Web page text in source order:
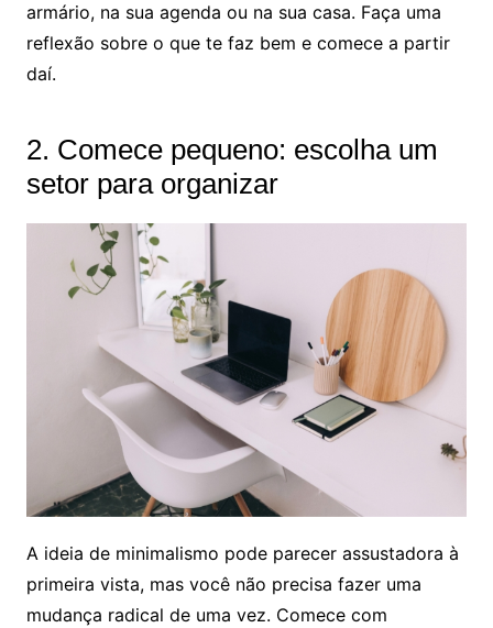
armário, na sua agenda ou na sua casa. Faça uma
reflexão sobre o que te faz bem e comece a partir
daí.
2. Comece pequeno: escolha um
setor para organizar
A ideia de minimalismo pode parecer assustadora à
primeira vista, mas você não precisa fazer uma
mudança radical de uma vez. Comece com